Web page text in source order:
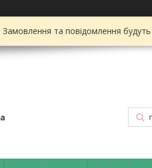
Замовлення та повідомлення